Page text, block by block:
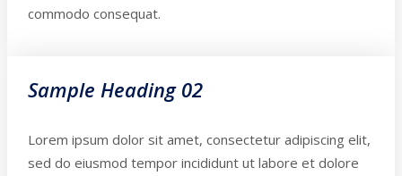
commodo consequat.
Sample Heading 02
Lorem ipsum dolor sit amet, consectetur adipiscing elit,
sed do eiusmod tempor incididunt ut labore et dolore